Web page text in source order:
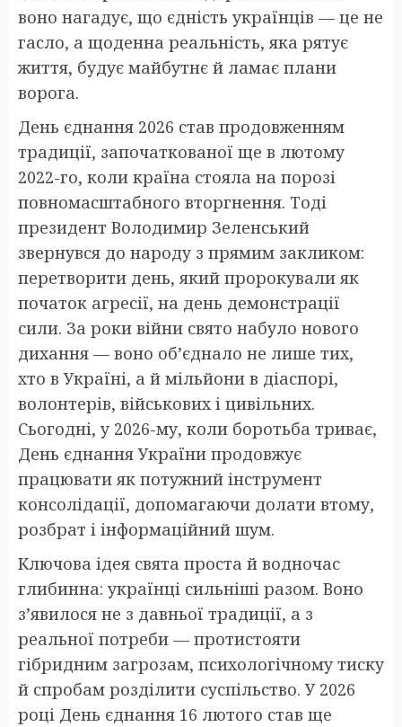
воно нагадує, що єдність українців — це не
гасло, а щоденна реальність, яка рятує
життя, будує майбутнє й ламає плани
ворога.
День єднання 2026 став продовженням
традиції, започаткованої ще в лютому
2022-го, коли країна стояла на порозі
повномасштабного вторгнення. Тоді
президент Володимир Зеленський
звернувся до народу з прямим закликом:
перетворити день, який пророкували як
початок агресії, на день демонстрації
сили. За роки війни свято набуло нового
дихання — воно об’єднало не лише тих,
хто в Україні, а й мільйони в діаспорі,
волонтерів, військових і цивільних.
Сьогодні, у 2026-му, коли боротьба триває,
День єднання України продовжує
працювати як потужний інструмент
консолідації, допомагаючи долати втому,
розбрат і інформаційний шум.
Ключова ідея свята проста й водночас
глибинна: українці сильніші разом. Воно
з’явилося не з давньої традиції, а з
реальної потреби — протистояти
гібридним загрозам, психологічному тиску
й спробам розділити суспільство. У 2026
році День єднання 16 лютого став ще